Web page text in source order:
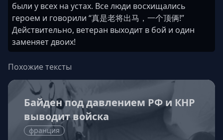
были у всех на устах. Все люди восхищались
героем и говорили “真是老将出马，一个顶俩!”
Действительно, ветеран выходит в бой и один
заменяет двоих!
Похожие тексты
Байден под давлением РФ и КНР
выводит войска
франция